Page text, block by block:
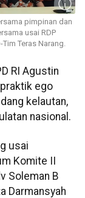
pimpinan dan
usai RDP
Teras Narang.
RI Agustin
ego
kelautan,
nasional.
usai
Komite II
Soleman B
Darmansyah